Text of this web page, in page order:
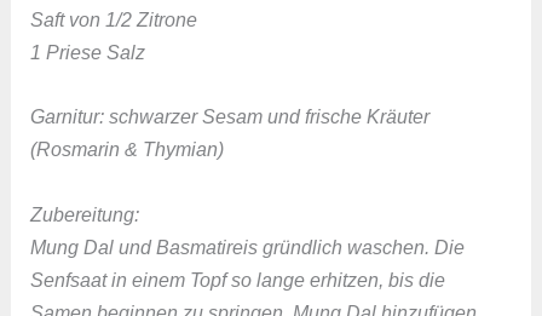
Saft von 1/2 Zitrone
1 Priese Salz
Garnitur: schwarzer Sesam und frische Kräuter
(Rosmarin & Thymian)
Zubereitung:
Mung Dal und Basmatireis gründlich waschen. Die
Senfsaat in einem Topf so lange erhitzen, bis die